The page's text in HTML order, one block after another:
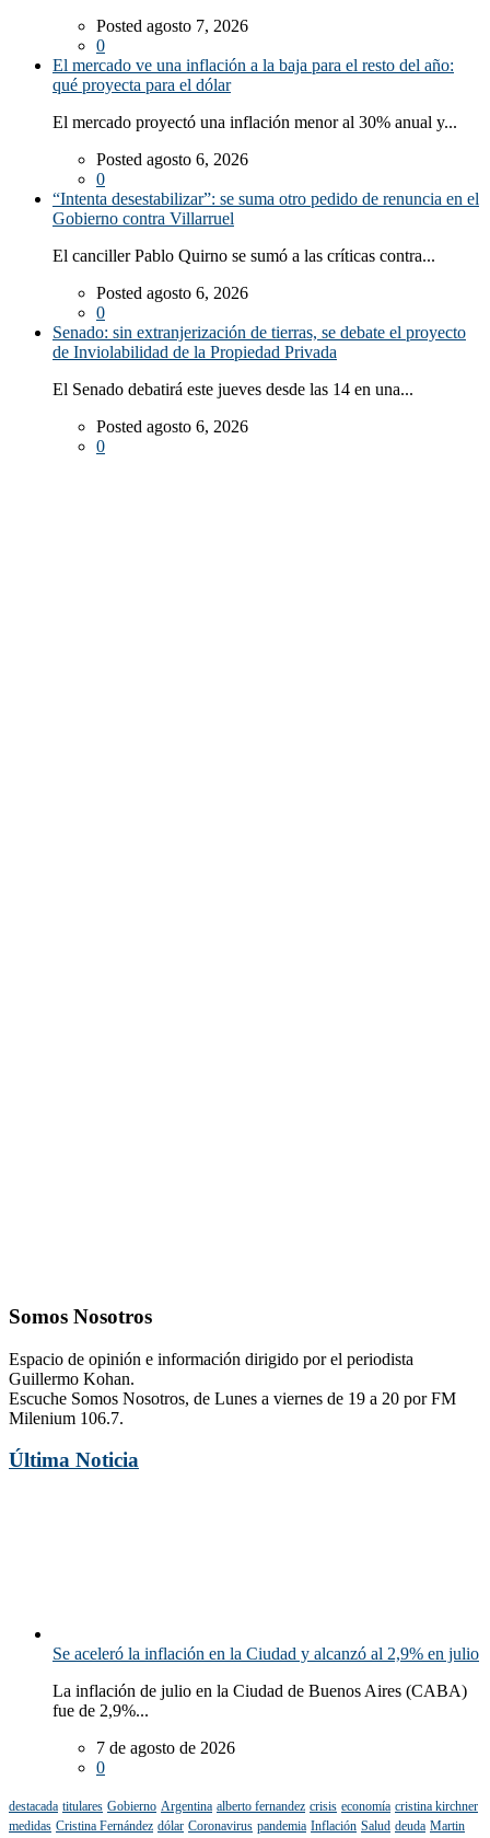
Posted agosto 7, 2026
0
El mercado ve una inflación a la baja para el resto del año:
qué proyecta para el dólar
El mercado proyectó una inflación menor al 30% anual y...
Posted agosto 6, 2026
0
“Intenta desestabilizar”: se suma otro pedido de renuncia en el
Gobierno contra Villarruel
El canciller Pablo Quirno se sumó a las críticas contra...
Posted agosto 6, 2026
0
Senado: sin extranjerización de tierras, se debate el proyecto
de Inviolabilidad de la Propiedad Privada
El Senado debatirá este jueves desde las 14 en una...
Posted agosto 6, 2026
0
Somos Nosotros
Espacio de opinión e información dirigido por el periodista
Guillermo Kohan.
Escuche Somos Nosotros, de Lunes a viernes de 19 a 20 por FM
Milenium 106.7.
Última Noticia
Se aceleró la inflación en la Ciudad y alcanzó al 2,9% en julio
La inflación de julio en la Ciudad de Buenos Aires (CABA)
fue de 2,9%...
7 de agosto de 2026
0
destacada titulares Gobierno Argentina alberto fernandez crisis economía cristina kirchner
medidas Cristina Fernández dólar Coronavirus pandemia Inflación Salud deuda Martin